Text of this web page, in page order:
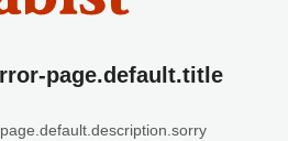
page.default.title